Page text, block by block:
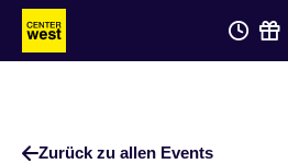
Zum
Hauptinhalt
Zum
Footer
Zurück zu allen Events